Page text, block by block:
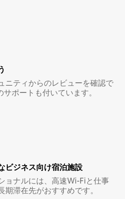
ニティからのレビューを確認で
ポートも付いています。
ビ⁠ジ⁠ネ⁠ス⁠向⁠け宿⁠泊⁠施⁠設
ョナルには、高速Wi-Fiと仕事
滞在先がおすすめです。